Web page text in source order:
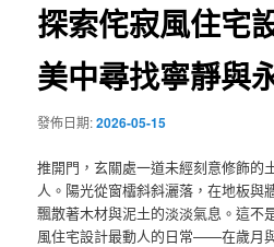
探索侘寂風住宅
美中尋找寧靜與
發佈日期:2026-05-15
推開門，玄關處一道未經刻意修飾的
人。陽光從窗櫺斜斜灑落，在地板與
飄散著木材與泥土的淡淡氣息。這不
風住宅設計最動人的日常——在歲月